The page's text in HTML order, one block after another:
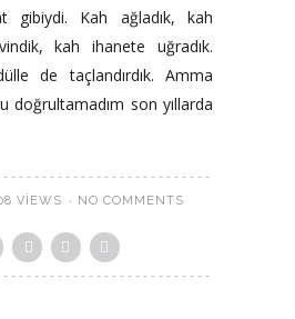
gibiydi. Kah ağladık, kah
kah ihanete uğradık.
de taçlandırdık. Amma
doğrultamadım son yıllarda
VIEWS NO COMMENTS